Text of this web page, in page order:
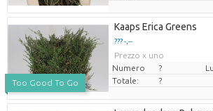
Too Good To Go
Kaaps Erica Greens
??? -,--
Prezzo x uno
Numero
?
Totale:
?